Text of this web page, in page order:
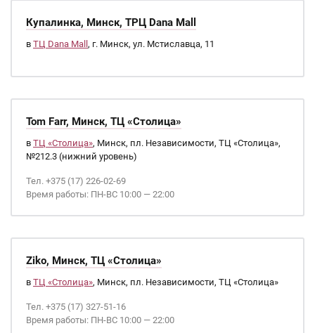
Купалинка, Минск, ТРЦ Dana Mall
в ТЦ Dana Mall , г. Минск, ул. Мстиславца, 11
Tom Farr, Минск, ТЦ «Столица»
в ТЦ «Столица», Минск, пл. Независимости, ТЦ «Столица»,
№212.3 (нижний уровень)
Тел. +375 (17) 226-02-69
Время работы: ПН-ВС 10:00 — 22:00
Ziko, Минск, ТЦ «Столица»
в ТЦ «Столица», Минск, пл. Независимости, ТЦ «Столица»
Тел. +375 (17) 327-51-16
Время работы: ПН-ВС 10:00 — 22:00